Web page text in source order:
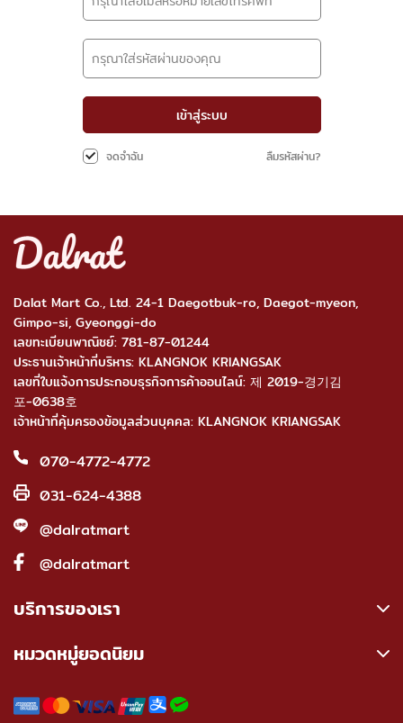
เข้าสู่ระบบ
จดจำฉัน ลืมรหัสผ่าน?
Dalat Mart Co., Ltd. 24-1 Daegotbuk-ro, Daegot-myeon,
Gimpo-si, Gyeonggi-do
เลขทะเบียนพาณิชย์: 781-87-01244
ประธานเจ้าหน้าที่บริหาร: KLANGNOK KRIANGSAK
เลขที่ใบแจ้งการประกอบธุรกิจการค้าออนไลน์: 제 2019-경기김
포-0638호
เจ้าหน้าที่คุ้มครองข้อมูลส่วนบุคคล: KLANGNOK KRIANGSAK
070-4772-4772
031-624-4388
@dalratmart
@dalratmart
บริการของเรา
หมวดหมู่ยอดนิยม